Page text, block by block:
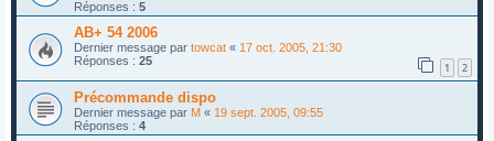
Réponses : 5
AB+ 54 2006
Dernier message par towcat « 17 oct. 2005, 21:30
Réponses : 25 1 2
Précommande dispo
Dernier message par M « 19 sept. 2005, 09:55
Réponses : 4